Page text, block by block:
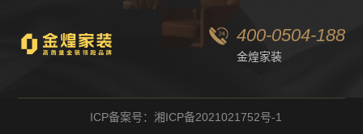
400-0504-188
金煌家装
ICP备案号：湘ICP备2021021752号-1